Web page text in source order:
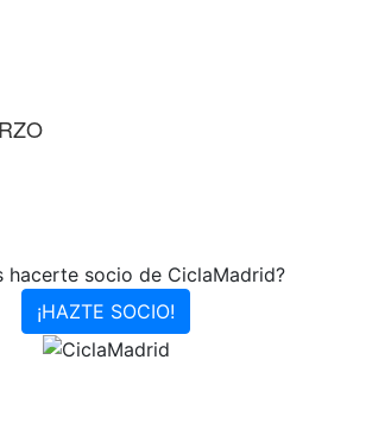
hacerte socio de CiclaMadrid?
¡HAZTE SOCIO!